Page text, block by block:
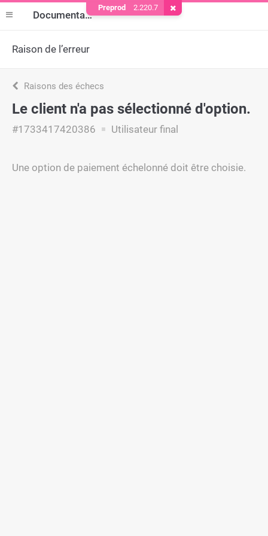
Documentation
Raison de l’erreur
Raisons des échecs
Le client n'a pas sélectionné d'option.
#1733417420386 Utilisateur final
Une option de paiement échelonné doit être choisie.
Preprod 2.220.7 Supprimer le cookie